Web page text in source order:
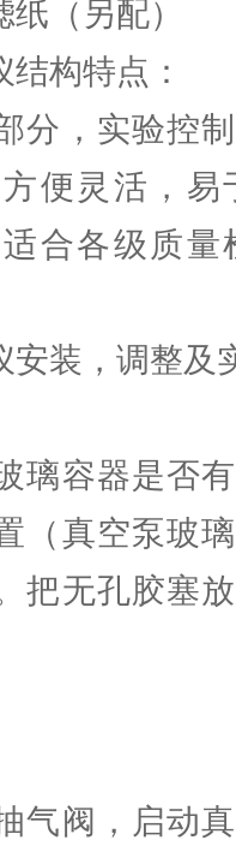
（另配）
构特点：
分，实验控
便灵活，易
合各级质量
安装，调整及
璃容器是否
（真空泵玻
把无孔胶塞
气阀，启动